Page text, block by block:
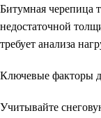
Битумная черепица
недостаточной
требует анализа
Ключевые факторы
Учитывайте